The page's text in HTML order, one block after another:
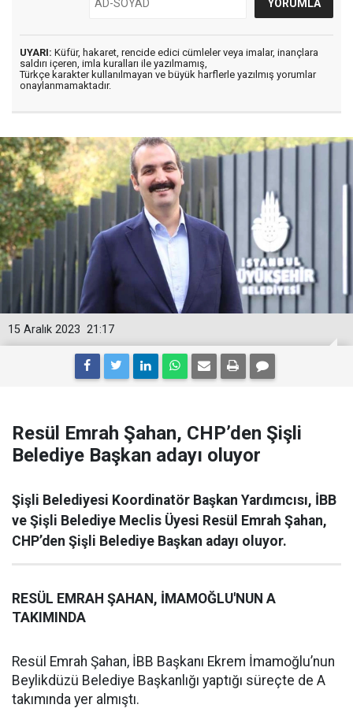
UYARI: Küfür, hakaret, rencide edici cümleler veya imalar, inançlara
saldırı içeren, imla kuralları ile yazılmamış,
Türkçe karakter kullanılmayan ve büyük harflerle yazılmış yorumlar
onaylanmamaktadır.
21:17
15 Aralık 2023
Resül Emrah Şahan, CHP’den Şişli
Belediye Başkan adayı oluyor
Şişli Belediyesi Koordinatör Başkan Yardımcısı, İBB
ve Şişli Belediye Meclis Üyesi Resül Emrah Şahan,
CHP’den Şişli Belediye Başkan adayı oluyor.
RESÜL EMRAH ŞAHAN, İMAMOĞLU'NUN A
TAKIMINDA
Resül Emrah Şahan, İBB Başkanı Ekrem İmamoğlu’nun
Beylikdüzü Belediye Başkanlığı yaptığı süreçte de A
takımında yer almıştı.